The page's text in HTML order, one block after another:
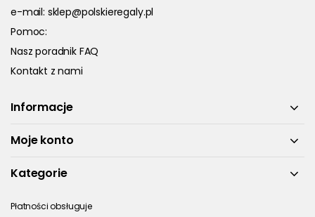
e-mail: sklep@polskieregaly.pl
Pomoc:
Nasz poradnik FAQ
Kontakt z nami
Informacje
Moje konto
Kategorie
Płatności obsługuje